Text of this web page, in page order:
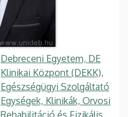
Debreceni Egyetem, DE
Klinikai Központ (DEKK),
Egészségügyi Szolgáltató
Egységek, Klinikák, Orvosi
Rehabilitáció és Fizikális